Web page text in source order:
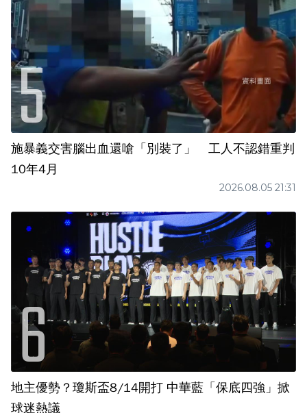
施暴義交害腦出血還嗆「別裝了」 工人不認錯重判
10年4月
2026.08.05 21:31
地主優勢？瓊斯盃8/14開打 中華藍「保底四強」掀
球迷熱議